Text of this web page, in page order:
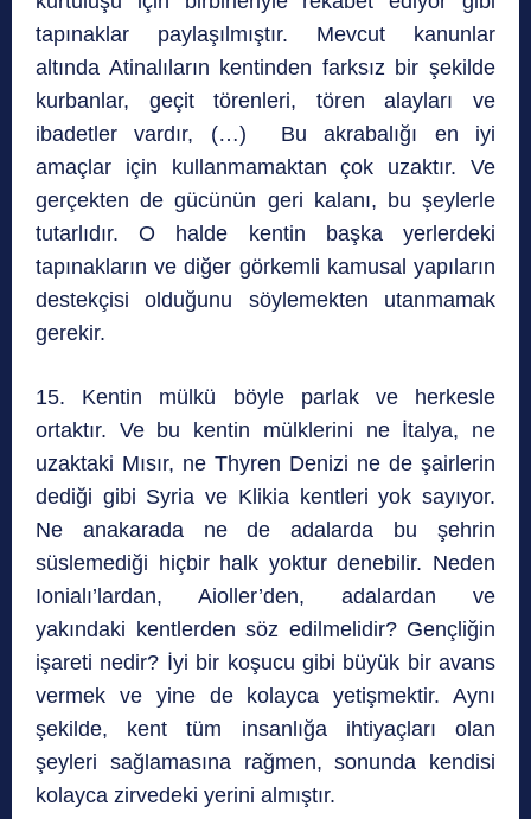
tapınaklar paylaşılmıştır. Mevcut kanunlar
altında Atinalıların kentinden farksız bir şekilde
kurbanlar, geçit törenleri, tören alayları ve
ibadetler vardır, (…) Bu akrabalığı en iyi
amaçlar için kullanmamaktan çok uzaktır. Ve
gerçekten de gücünün geri kalanı, bu şeylerle
tutarlıdır. O halde kentin başka yerlerdeki
tapınakların ve diğer görkemli kamusal yapıların
destekçisi olduğunu söylemekten utanmamak
gerekir.
15. Kentin mülkü böyle parlak ve herkesle
ortaktır. Ve bu kentin mülklerini ne İtalya, ne
uzaktaki Mısır, ne Thyren Denizi ne de şairlerin
dediği gibi Syria ve Klikia kentleri yok sayıyor.
Ne anakarada ne de adalarda bu şehrin
süslemediği hiçbir halk yoktur denebilir. Neden
Ionialı’lardan, Aioller’den, adalardan ve
yakındaki kentlerden söz edilmelidir? Gençliğin
işareti nedir? İyi bir koşucu gibi büyük bir avans
vermek ve yine de kolayca yetişmektir. Aynı
şekilde, kent tüm insanlığa ihtiyaçları olan
şeyleri sağlamasına rağmen, sonunda kendisi
kolayca zirvedeki yerini almıştır.